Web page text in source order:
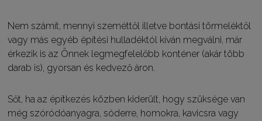
Nem számít, mennyi szeméttől illetve bontási törmeléktől
vagy más egyéb építési hulladéktól kíván megválni, már
érkezik is az Önnek legmegfelelőbb konténer (akár több
darab is), gyorsan és kedvező áron.
Sőt, ha az építkezés közben kiderült, hogy szüksége van
még szóródóanyagra, sóderre, homokra, kavicsra vagy